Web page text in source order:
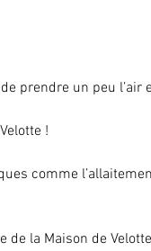
prendre un peu l’air
!
comme
de la Maison de Velotte